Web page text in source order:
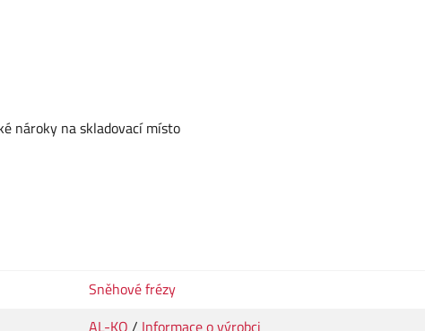
nároky na skladovací místo
Sněhové frézy
AL-KO / Informace o výrobci